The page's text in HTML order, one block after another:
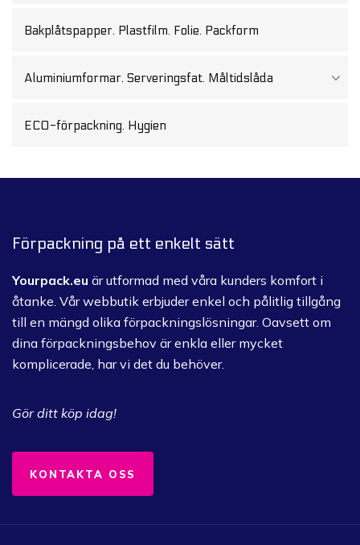
Bakplåtspapper. Plastfilm. Folie. Packform
Aluminiumformar. Serveringsfat. Måltidslåda
ECO-förpackning. Hygien
Förpackning på ett enkelt sätt
Yourpack.eu är utformad med våra kunders komfort i
åtanke. Vår webbutik erbjuder enkel och pålitlig tillgång
till en mängd olika förpackningslösningar. Oavsett om
dina förpackningsbehov är enkla eller mycket
komplicerade, har vi det du behöver.
Gör ditt köp idag!
KONTAKTA OSS